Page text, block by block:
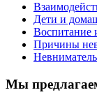
Дети и
Воспитание
Причины
Мы